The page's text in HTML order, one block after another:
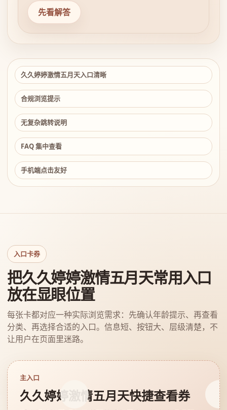
先看解答
久久婷婷激情五月天入口清晰
合规浏览提示
无复杂跳转说明
FAQ 集中查看
手机端点击友好
入口卡券
把久久婷婷激情五月天常用入口
放在显眼位置
每张卡都对应一种实际浏览需求：先确认年龄提示、再查看
分类、再选择合适的入口。信息短、按钮大、层级清楚，不
让用户在页面里迷路。
主入口
久久婷婷激情五月天快捷查看券